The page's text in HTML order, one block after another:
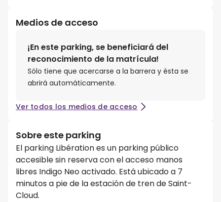
Medios de acceso
¡En este parking, se beneficiará del
reconocimiento de la matrícula!
Sólo tiene que acercarse a la barrera y ésta se
abrirá automáticamente.
Ver todos los medios de acceso
Sobre este parking
El parking Libération es un parking público
accesible sin reserva con el acceso manos
libres Indigo Neo activado. Está ubicado a 7
minutos a pie de la estación de tren de Saint-
Cloud.